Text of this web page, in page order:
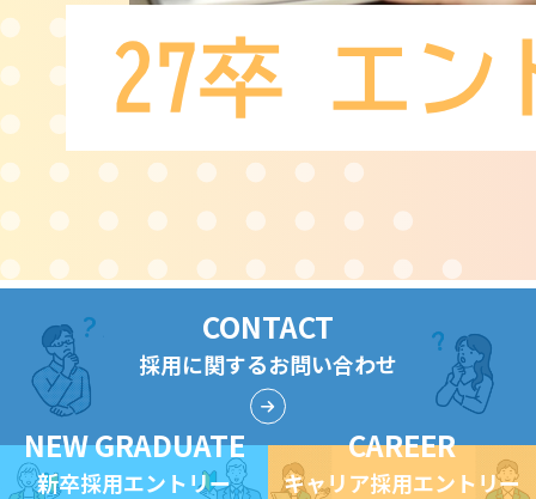
CONTACT
採用に関するお問い合わせ
NEW GRADUATE
新卒採用エントリー
CAREER
キャリア採用エントリー